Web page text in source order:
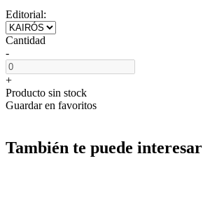
Editorial:
Cantidad
-
+
Producto sin stock
Guardar en favoritos
También te puede interesar